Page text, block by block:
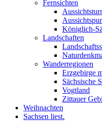
Fernsichten
Königlich-
Landschaften
Wanderregionen
Erzgebirge
Sächsische
Vogtland
Zittauer
Weihnachten
Sachsen liest.